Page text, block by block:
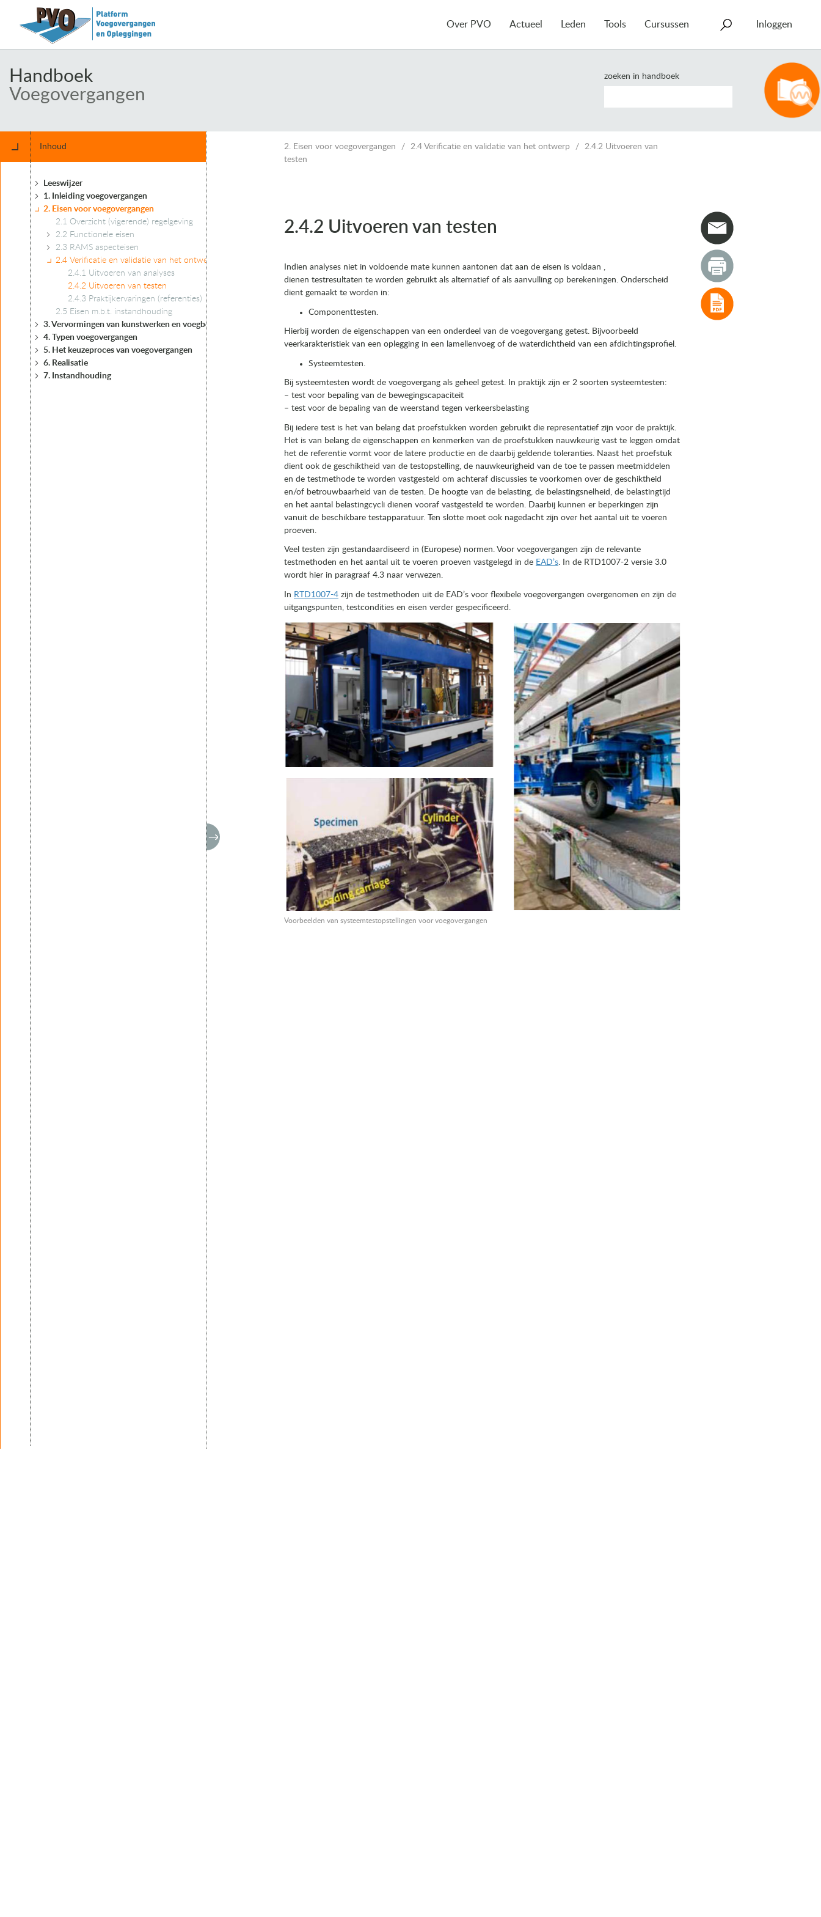
Over PVO Actueel Leden Tools Cursussen Inloggen
Handboek
Voegovergangen
zoeken in handboek
Inhoud
Leeswijzer
1. Inleiding voegovergangen
2. Eisen voor voegovergangen
2.1 Overzicht (vigerende) regelgeving
2.2 Functionele eisen
2.3 RAMS aspecteisen
2.4 Verificatie en validatie van het ontwerp
2.4.1 Uitvoeren van analyses
2.4.2 Uitvoeren van testen
2.4.3 Praktijkervaringen (referenties)
2.5 Eisen m.b.t. instandhouding
3. Vervormingen van kunstwerken en voegbewegingen
4. Typen voegovergangen
5. Het keuzeproces van voegovergangen
6. Realisatie
7. Instandhouding
2. Eisen voor voegovergangen 2.4 Verificatie en validatie van het ontwerp
2.4.2 Uitvoeren van
testen
2.4.2 Uitvoeren van testen
Indien analyses niet in voldoende mate kunnen aantonen dat aan de eisen is voldaan ,
dienen testresultaten te worden gebruikt als alternatief of als aanvulling op berekeningen. Onderscheid
dient gemaakt te worden in:
Componenttesten.
Hierbij worden de eigenschappen van een onderdeel van de voegovergang getest. Bijvoorbeeld
veerkarakteristiek van een oplegging in een lamellenvoeg of de waterdichtheid van een afdichtingsprofiel.
Systeemtesten.
Bij systeemtesten wordt de voegovergang als geheel getest. In praktijk zijn er 2 soorten systeemtesten:
– test voor bepaling van de bewegingscapaciteit
– test voor de bepaling van de weerstand tegen verkeersbelasting
Bij iedere test is het van belang dat proefstukken worden gebruikt die representatief zijn voor de praktijk.
Het is van belang de eigenschappen en kenmerken van de proefstukken nauwkeurig vast te leggen omdat
het de referentie vormt voor de latere productie en de daarbij geldende toleranties. Naast het proefstuk
dient ook de geschiktheid van de testopstelling, de nauwkeurigheid van de toe te passen meetmiddelen
en de testmethode te worden vastgesteld om achteraf discussies te voorkomen over de geschiktheid
en/of betrouwbaarheid van de testen. De hoogte van de belasting, de belastingsnelheid, de belastingtijd
en het aantal belastingcycli dienen vooraf vastgesteld te worden. Daarbij kunnen er beperkingen zijn
vanuit de beschikbare testapparatuur. Ten slotte moet ook nagedacht zijn over het aantal uit te voeren
proeven.
Veel testen zijn gestandaardiseerd in (Europese) normen. Voor voegovergangen zijn de relevante
testmethoden en het aantal uit te voeren proeven vastgelegd in de EAD’s. In de RTD1007-2 versie 3.0
wordt hier in paragraaf 4.3 naar verwezen.
In RTD1007-4 zijn de testmethoden uit de EAD’s voor flexibele voegovergangen overgenomen en zijn de
uitgangspunten, testcondities en eisen verder gespecificeerd.
Voorbeelden van systeemtestopstellingen voor voegovergangen